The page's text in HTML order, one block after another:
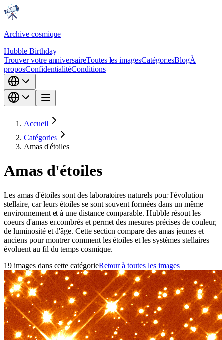
Archive cosmique
Hubble Birthday
Trouver votre anniversaireToutes les imagesCatégoriesBlogÀ
proposConfidentialitéConditions
Accueil
Catégories
Amas d'étoiles
Amas d'étoiles
Les amas d'étoiles sont des laboratoires naturels pour l'évolution
stellaire, car leurs étoiles se sont souvent formées dans un même
environnement et à une distance comparable. Hubble résout les
coeurs d'amas encombrés et permet des mesures précises de couleur,
de luminosité et d'âge. Cette section compare des amas jeunes et
anciens pour montrer comment les étoiles et les systèmes stellaires
évoluent au fil du temps cosmique.
19 images dans cette catégorieRetour à toutes les images